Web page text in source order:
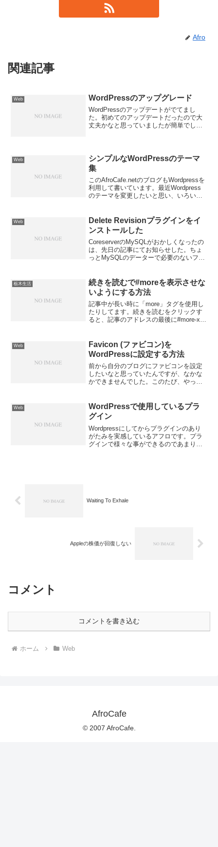
Afro
関連記事
Web WordPressのアップグレード
WordPressのアップデートがでてまし
た。初めてのアップデートだったので大
丈夫かなと思っていましたが簡単でし
Web
シンプルなWordPressのテーマ
集
このAfroCafe.netのブログもWordpressを
利用して書いています。最近Wordpress
のテーマを変更したいと思い、いろいろ
で無料のテーマをいくつか紹介。...
Web
Delete Revisionプラグインをイ
ンストールした
CoreserverのMySQLがおかしくなったの
は、先日の記事にてお知らせした。ちょ
っとMySQLのデーターで必要のないファ
いうプラグインがあ...
栃木生活
続きを読むで#moreを表示させな
いようにする方法
記事中が長い時に「more」タグを使用し
たりしてます。続きを読むをクリックす
ると、記事のアドレスの最後に#more-xxx
てきました。
Web
Favicon (ファビコン)を
WordPressに設定する方法
前から自分のブログにファビコンを設定
したいなと思っていたんですが、なかな
かできませんでした。このたび、やっと
意しました。ファビコン(favicon.ico)の
作...
Web
WordPressで使用しているプラ
グイン
Wordpressにしてからプラグインのあり
がたみを実感しているアフロです。プラ
グインで様々な事ができるのであまりテ
Waiting To Exhale
Appleの株価が回復しない
コメント
コメントを書き込む
ホーム Web
AfroCafe
© 2007 AfroCafe.